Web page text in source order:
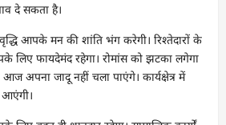
दे सकता है।
वृद्धि आपके मन की शांति भंग करेगी। रिश्तेदारों के
लिए फायदेमंद रहेगा। रोमांस को झटका लगेगा
जादू नहीं चला पाएंगे। कार्यक्षेत्र में